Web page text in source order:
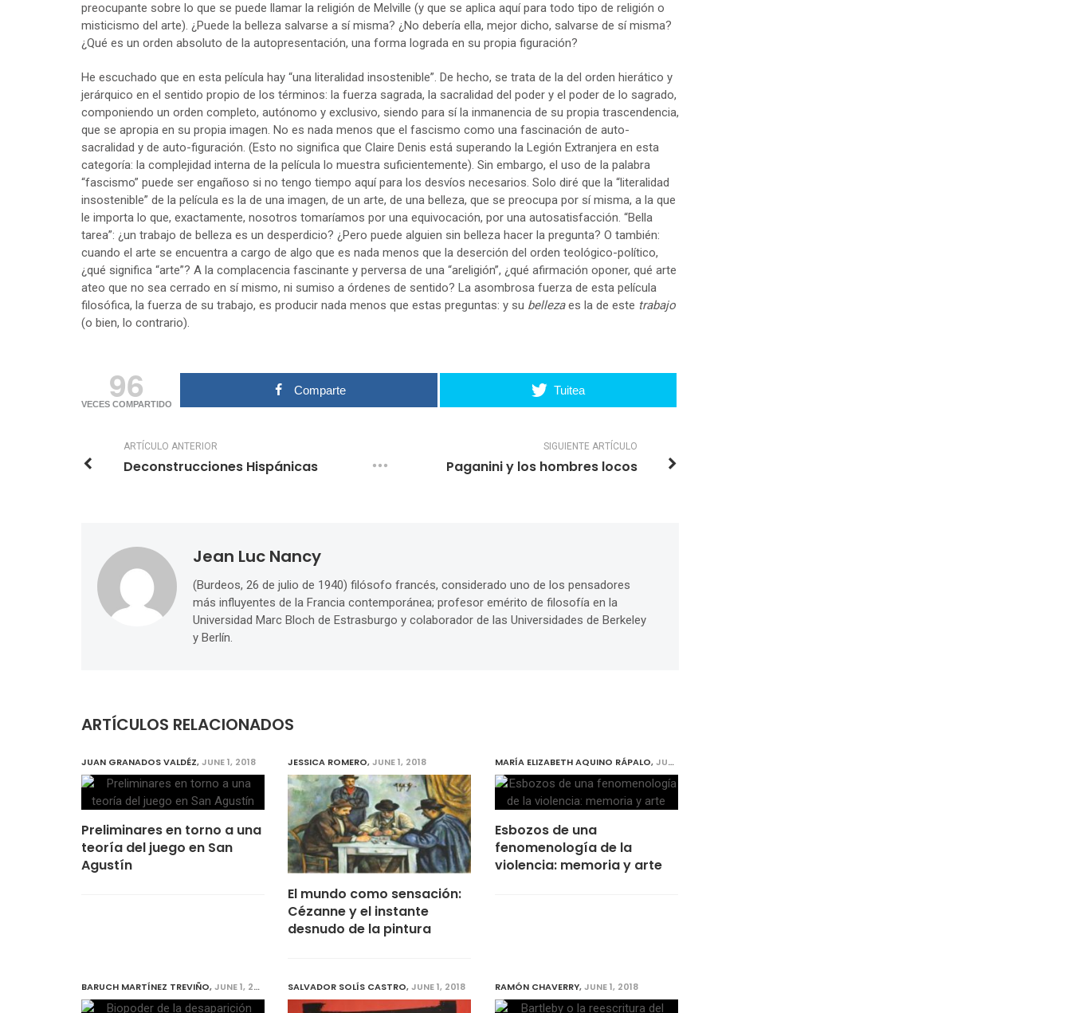
preocupante sobre lo que se puede llamar la religión de Melville (y que se aplica aquí para todo tipo de religión o
misticismo del arte). ¿Puede la belleza salvarse a sí misma? ¿No debería ella, mejor dicho, salvarse de sí misma?
¿Qué es un orden absoluto de la autopresentación, una forma lograda en su propia figuración?
He escuchado que en esta película hay “una literalidad insostenible”. De hecho, se trata de la del orden hierático y
jerárquico en el sentido propio de los términos: la fuerza sagrada, la sacralidad del poder y el poder de lo sagrado,
componiendo un orden completo, autónomo y exclusivo, siendo para sí la inmanencia de su propia trascendencia,
que se apropia en su propia imagen. No es nada menos que el fascismo como una fascinación de auto-
sacralidad y de auto-figuración. (Esto no significa que Claire Denis está superando la Legión Extranjera en esta
categoría: la complejidad interna de la película lo muestra suficientemente). Sin embargo, el uso de la palabra
“fascismo” puede ser engañoso si no tengo tiempo aquí para los desvíos necesarios. Solo diré que la “literalidad
insostenible” de la película es la de una imagen, de un arte, de una belleza, que se preocupa por sí misma, a la que
le importa lo que, exactamente, nosotros tomaríamos por una equivocación, por una autosatisfacción. “Bella
tarea”: ¿un trabajo de belleza es un desperdicio? ¿Pero puede alguien sin belleza hacer la pregunta? O también:
cuando el arte se encuentra a cargo de algo que es nada menos que la deserción del orden teológico-político,
¿qué significa “arte”? A la complacencia fascinante y perversa de una “areligión”, ¿qué afirmación oponer, qué arte
ateo que no sea cerrado en sí mismo, ni sumiso a órdenes de sentido? La asombrosa fuerza de esta película
filosófica, la fuerza de su trabajo, es producir nada menos que estas preguntas: y su bellezaes la de este trabajo
(o bien, lo contrario).
96
VECES COMPARTIDO
Comparte Tuitea
SIGUIENTE ARTÍCULO
Paganini y los hombres locos
ARTÍCULO ANTERIOR
Deconstrucciones Hispánicas
Jean Luc Nancy
(Burdeos, 26 de julio de 1940) filósofo francés, considerado uno de los pensadores
más influyentes de la Francia contemporánea; profesor emérito de filosofía en la
Universidad Marc Bloch de Estrasburgo y colaborador de las Universidades de Berkeley
y Berlín.
ARTÍCULOS RELACIONADOS
JUAN GRANADOS VALDÉZ,JUNE 1, 2018
Preliminares en torno a una
teoría del juego en San
Agustín
JESSICA ROMERO,JUNE 1, 2018
El mundo como sensación:
Cézanne y el instante
desnudo de la pintura
MARÍA ELIZABETH AQUINO RÁPALO,JUNE 1, 2018
Esbozos de una
fenomenología de la
violencia: memoria y arte
BARUCH MARTÍNEZ TREVIÑO,JUNE 1, 2018 SALVADOR SOLÍS CASTRO,JUNE 1, 2018 RAMÓN CHAVERRY,JUNE 1, 2018